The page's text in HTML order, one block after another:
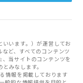
います。）が運営してお
ど、すべてのコンテンツ
当サイトのコンテンツを
みなします。
情報を掲載しております